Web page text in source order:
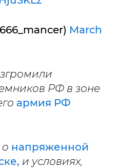
March
РФ в зоне
армия РФ
напряженной
и условиях,